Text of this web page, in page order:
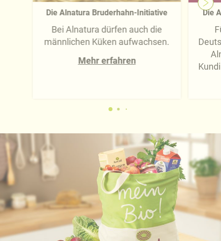
Die Alnatura Bruderhahn-Initiative
Bei Alnatura dürfen auch die
männlichen Küken aufwachsen.
Mehr erfahren
Die